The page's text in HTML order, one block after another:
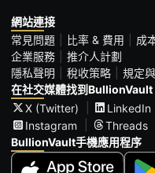
網站連接
常見問題
比率 & 費用 成
企業服務
推介人計劃
隱私聲明
稅收策略 規定
在社交媒體找到BullionVault
X (Twitter)
LinkedIn
Instagram
Threads
BullionVault手機應用程序